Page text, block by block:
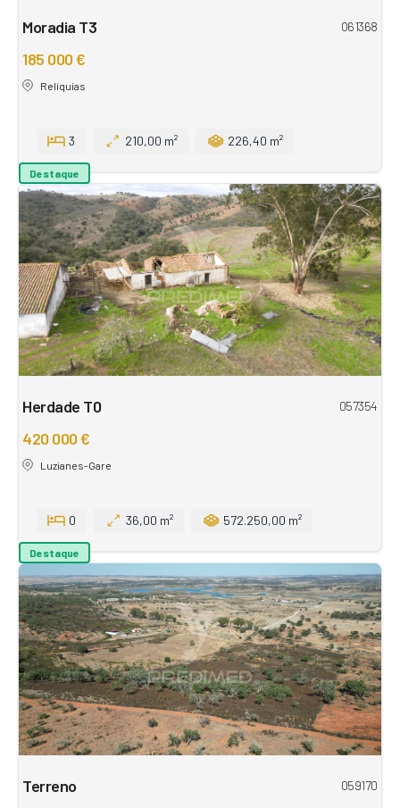
Moradia T3 061368
185 000 €
Relíquias
3 210,00 m² 226,40 m²
Destaque
Herdade T0 057354
420 000 €
Luzianes-Gare
0 36,00 m² 572.250,00 m²
Destaque
Terreno 059170